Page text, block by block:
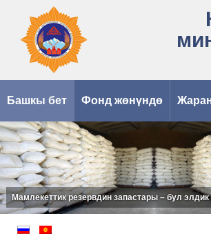
Башкы бет Фонд жөнүндө
Мамлекеттик резервдин запастары – бул элдик